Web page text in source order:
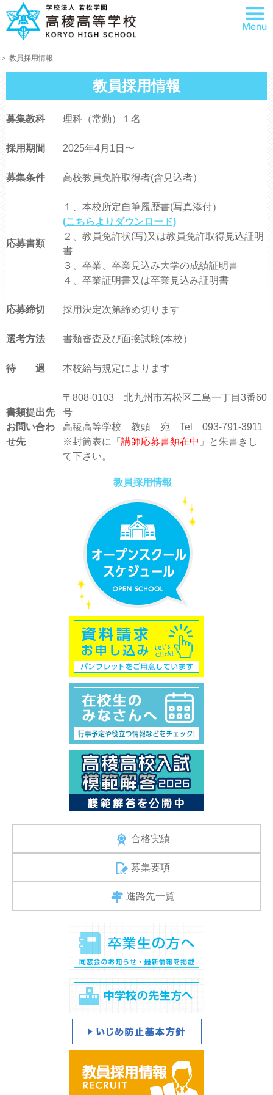
＞ 教員採用情報
教員採用情報
募集教科 理科（常勤）１名
採用期間 2025年4月1日〜
募集条件 高校教員免許取得者(含見込者）
応募書類
１、本校所定自筆履歴書(写真添付）
(こちらよりダウンロード)
２、教員免許状(写)又は教員免許取得見込証明
書
３、卒業、卒業見込み大学の成績証明書
４、卒業証明書又は卒業見込み証明書
応募締切 採用決定次第締め切ります
選考方法 書類審査及び面接試験(本校）
待 遇 本校給与規定によります
書類提出先
お問い合わ
せ先
〒808-0103 北九州市若松区二島一丁目3番60
号
高稜高等学校 教頭 宛 Tel 093-791-3911
※封筒表に「 講師応募書類在中 」と朱書きし
て下さい。
教員採用情報
合格実績
募集要項
進路先一覧